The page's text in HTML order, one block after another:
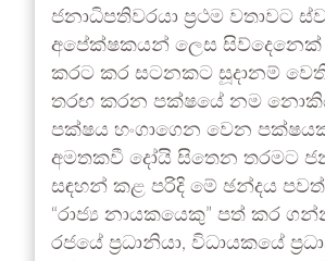
ජනාධිපතිවරයා ප්‍රථම වතාවට
අපේක්ෂකයන් ලෙස සිව්දෙනෙක්
කරට කර සටනකට සූදානම්
තරඟ කරන පක්ෂයේ නම
පක්ෂය හංගාගෙන වෙන
අමතකවී දෝයි සිතෙන තරමට
සඳහන් කළ පරිදි මේ ඡන්දය
“රාජ්‍ය නායකයෙකු” පත් කර
රජයේ ප්‍රධානියා, විධායකයේ